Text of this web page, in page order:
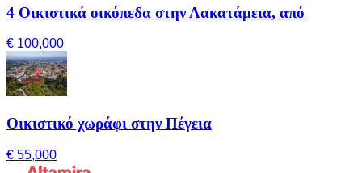
4 Οικιστικά οικόπεδα στην Λακατάμεια, από
€ 100,000
Οικιστικό χωράφι στην Πέγεια
€ 55,000